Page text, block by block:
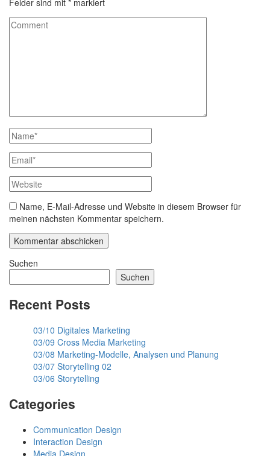
Felder sind mit * markiert
Name, E-Mail-Adresse und Website in diesem Browser für
meinen nächsten Kommentar speichern.
Suchen
Suchen
Recent Posts
03/10 Digitales Marketing
03/09 Cross Media Marketing
03/08 Marketing-Modelle, Analysen und Planung
03/07 Storytelling 02
03/06 Storytelling
Categories
Communication Design
Interaction Design
Media Design